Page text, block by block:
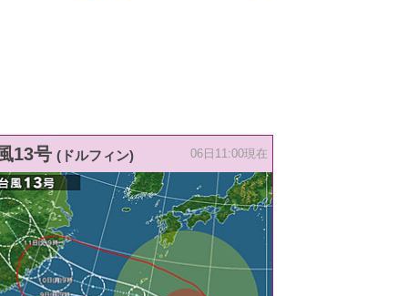
13号 (ドルフィン) 06日11:00現在